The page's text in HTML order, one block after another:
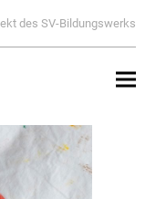
des SV-Bildungswerks